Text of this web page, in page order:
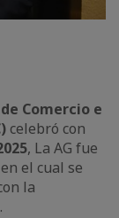
Comercio e
celebró con
, La AG fue
el cual se
la